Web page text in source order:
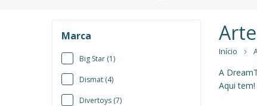
Marca
Big Star (1)
Dismat (4)
Divertoys (7)
Início
A
Aqui tem!